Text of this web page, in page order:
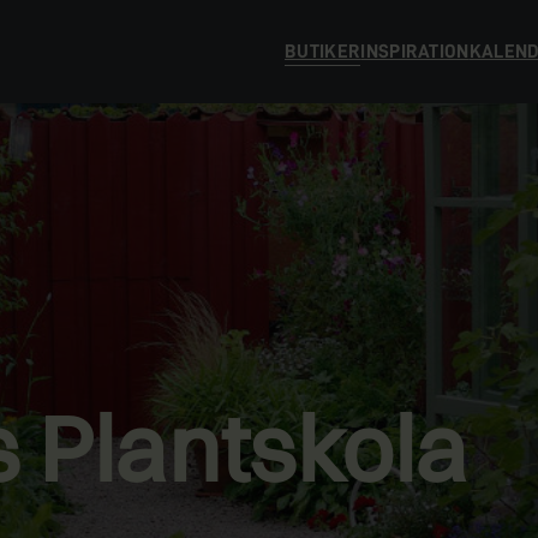
BUTIKER INSPIRATION
Plantskola